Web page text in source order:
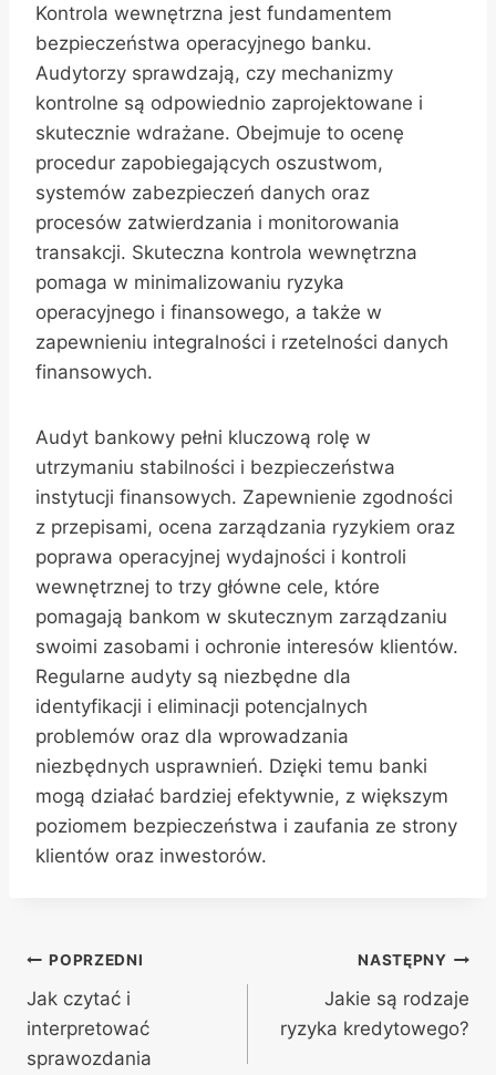
Kontrola wewnętrzna jest fundamentem
bezpieczeństwa operacyjnego banku.
Audytorzy sprawdzają, czy mechanizmy
kontrolne są odpowiednio zaprojektowane i
skutecznie wdrażane. Obejmuje to ocenę
procedur zapobiegających oszustwom,
systemów zabezpieczeń danych oraz
procesów zatwierdzania i monitorowania
transakcji. Skuteczna kontrola wewnętrzna
pomaga w minimalizowaniu ryzyka
operacyjnego i finansowego, a także w
zapewnieniu integralności i rzetelności danych
finansowych.
Audyt bankowy pełni kluczową rolę w
utrzymaniu stabilności i bezpieczeństwa
instytucji finansowych. Zapewnienie zgodności
z przepisami, ocena zarządzania ryzykiem oraz
poprawa operacyjnej wydajności i kontroli
wewnętrznej to trzy główne cele, które
pomagają bankom w skutecznym zarządzaniu
swoimi zasobami i ochronie interesów klientów.
Regularne audyty są niezbędne dla
identyfikacji i eliminacji potencjalnych
problemów oraz dla wprowadzania
niezbędnych usprawnień. Dzięki temu banki
mogą działać bardziej efektywnie, z większym
poziomem bezpieczeństwa i zaufania ze strony
klientów oraz inwestorów.
Nawigacja
wpisu
POPRZEDNI
Jak czytać i
interpretować
sprawozdania
NASTĘPNY
Jakie są rodzaje
ryzyka kredytowego?